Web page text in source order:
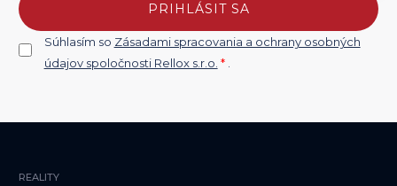
PRIHLÁSIT SA
Súhlasím so Zásadami spracovania a ochrany osobných
údajov spoločnosti Rellox s.r.o. *
REALITY